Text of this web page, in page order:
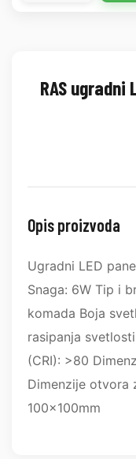
RAS ugradni
Opis proizvoda
Ugradni LED
Snaga: 6W Tip i
komada Boja
rasipanja
(CRI): >80
Dimenzije otvora
100x100mm